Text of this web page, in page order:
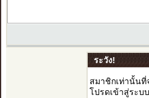
ระวัง!
สมาชิกเท่านั้นที่
โปรดเข้าสู่ระบ